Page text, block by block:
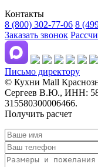
Контакты
8 (800) 302-77-06 8
Заказать звонок
Письмо директору
© Кухни Mall
Сергеев В.Ю., ИНН:
315580300006466.
Получить расчет